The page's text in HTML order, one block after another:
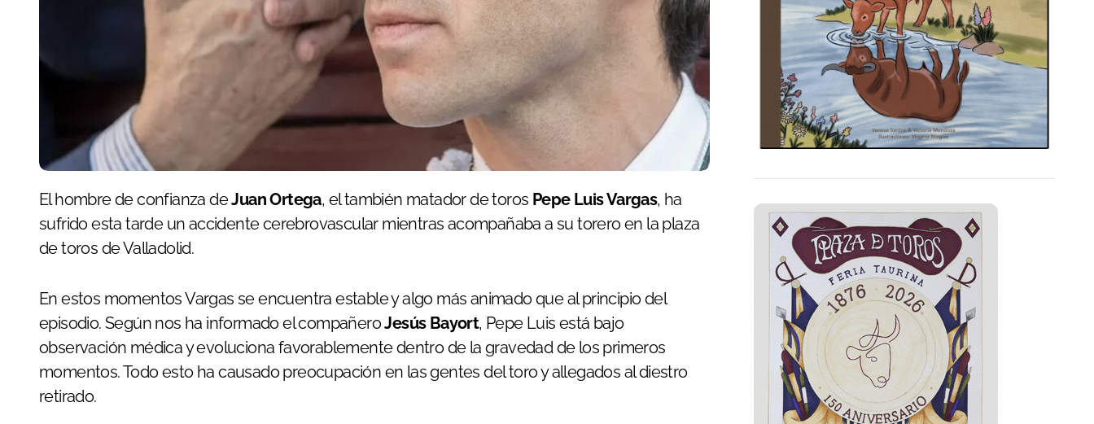
El hombre de confianza deJuan Ortega, el también matador de toros Pepe Luis Vargas, ha
sufrido esta tarde un accidente cerebrovascular mientras acompañaba a su torero en la plaza
de toros de Valladolid.
En estos momentos Vargas se encuentra estable y algo más animado que al principio del
episodio. Según nos ha informado el compañeroJesús Bayort, Pepe Luis está bajo
observación médica y evoluciona favorablemente dentro de la gravedad de los primeros
momentos. Todo esto ha causado preocupación en las gentes del toro y allegados al diestro
retirado.